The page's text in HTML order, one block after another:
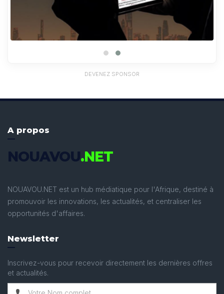
DEVENEZ SPONSOR
A propos
NOUAVOU.NET
NOUAVOU.NET est un hub médiatique pour l'Afrique, destiné à
promouvoir les innovations, les actualités, et centraliser les
opportunités d'affaires.
Newsletter
Inscrivez-vous pour recevoir directement les dernières offres
et actualités.